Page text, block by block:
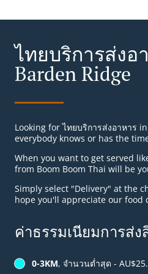
ไทยบริการส่งอ
Barden Ridge
Looking for ไทยบริการส่งอาหาร
everybody knows or has the
When you want to get served
from Boom Boom Thai will be
Simply select "Delivery" at the
hope you'll appreciate our food
ค่าธรรมเนียมการส่
0-3KM, จำนวนต่ำสุด -